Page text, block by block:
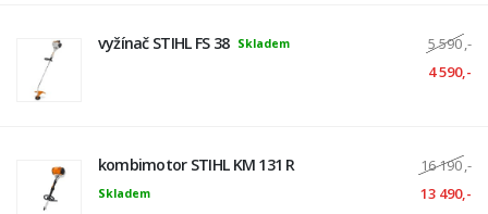
vyžínač STIHL FS 38 Skladem 5 590,-
4 590,-
kombimotor STIHL KM 131 R
Skladem
16 190,-
13 490,-